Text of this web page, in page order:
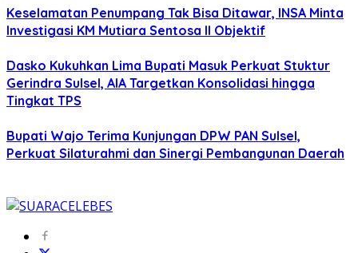
Keselamatan Penumpang Tak Bisa Ditawar, INSA Minta
Investigasi KM Mutiara Sentosa II Objektif
Dasko Kukuhkan Lima Bupati Masuk Perkuat Stuktur
Gerindra Sulsel, AIA Targetkan Konsolidasi hingga
Tingkat TPS
Bupati Wajo Terima Kunjungan DPW PAN Sulsel,
Perkuat Silaturahmi dan Sinergi Pembangunan Daerah